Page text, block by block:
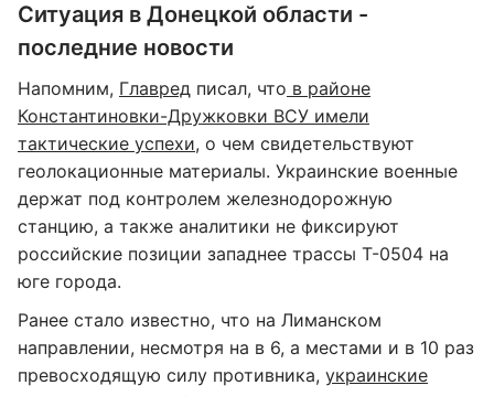
Ситуация в Донецкой области -
последние новости
Напомним, Главред писал, что в районе
Константиновки-Дружковки ВСУ имели
тактические успехи, о чем свидетельствуют
геолокационные материалы. Украинские военные
держат под контролем железнодорожную
станцию, а также аналитики не фиксируют
российские позиции западнее трассы Т-0504 на
юге города.
Ранее стало известно, что на Лиманском
направлении, несмотря на в 6, а местами и в 10 раз
превосходящую силу противника, украинские